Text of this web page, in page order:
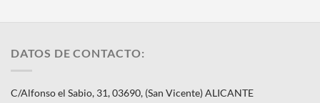
DATOS DE CONTACTO:
C/Alfonso el Sabio, 31, 03690, (San Vicente) ALICANTE